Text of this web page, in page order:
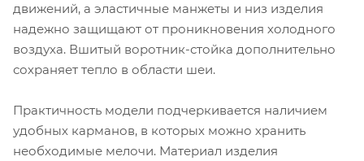
движений, а эластичные манжеты и низ изделия
надежно защищают от проникновения холодного
воздуха. Вшитый воротник-стойка дополнительно
сохраняет тепло в области шеи.
Практичность модели подчеркивается наличием
удобных карманов, в которых можно хранить
необходимые мелочи. Материал изделия